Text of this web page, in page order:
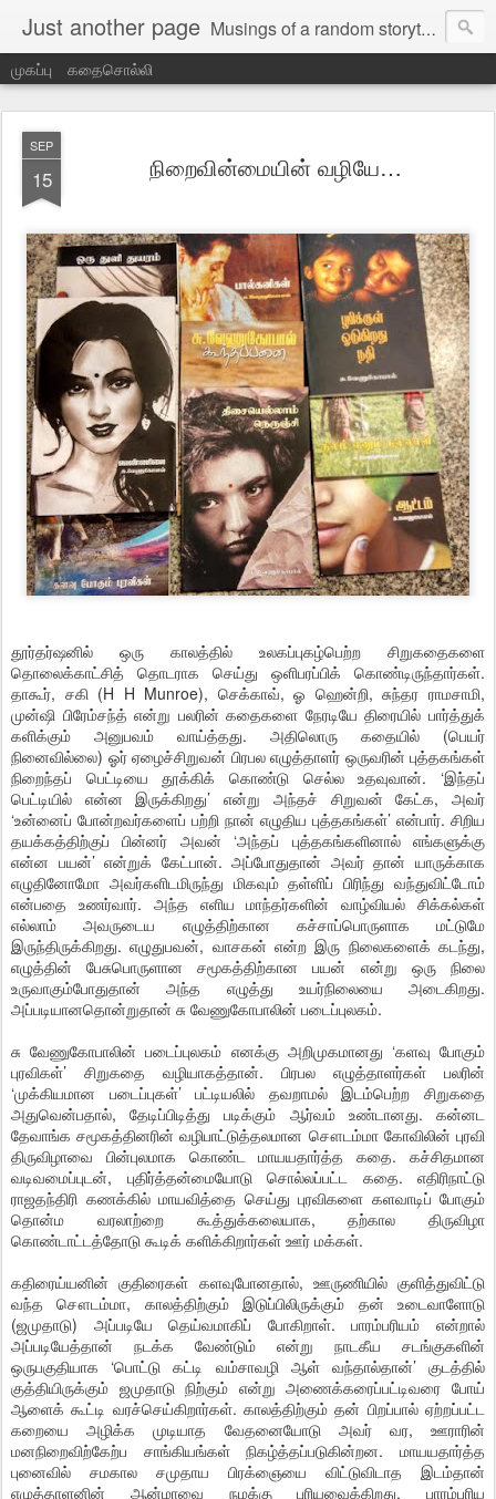
Just another page Musings of a random storyteller
முகப்பு கதைசொல்லி
SEP
15 நிறைவின்மையின் வழியே…
தூர்தர்ஷனில் ஒரு காலத்தில் உலகப்புகழ்பெற்ற சிறுகதைகளை
தொலைக்காட்சித் தொடராக செய்து ஒளிபரப்பிக் கொண்டிருந்தார்கள்.
தாகூர், சகி (H H Munroe), செக்காவ், ஓ ஹென்றி, சுந்தர ராமசாமி,
முன்ஷி பிரேம்சந்த் என்று பலரின் கதைகளை நேரடியே திரையில் பார்த்துக்
களிக்கும் அனுபவம் வாய்த்தது. அதிலொரு கதையில் (பெயர்
நினைவில்லை) ஓர் ஏழைச்சிறுவன் பிரபல எழுத்தாளர் ஒருவரின் புத்தகங்கள்
நிறைந்தப் பெட்டியை தூக்கிக் கொண்டு செல்ல உதவுவான். ‘இந்தப்
பெட்டியில் என்ன இருக்கிறது’ என்று அந்தச் சிறுவன் கேட்க, அவர்
‘உன்னைப் போன்றவர்களைப் பற்றி நான் எழுதிய புத்தகங்கள்’ என்பார். சிறிய
தயக்கத்திற்குப் பின்னர் அவன் ‘அந்தப் புத்தகங்களினால் எங்களுக்கு
என்ன பயன்’ என்றுக் கேட்பான். அப்போதுதான் அவர் தான் யாருக்காக
எழுதினோமோ அவர்களிடமிருந்து மிகவும் தள்ளிப் பிரிந்து வந்துவிட்டோம்
என்பதை உணர்வார். அந்த எளிய மாந்தர்களின் வாழ்வியல் சிக்கல்கள்
எல்லாம் அவருடைய எழுத்திற்கான கச்சாப்பொருளாக மட்டுமே
இருந்திருக்கிறது. எழுதுபவன், வாசகன் என்ற இரு நிலைகளைக் கடந்து,
எழுத்தின் பேசுபொருளான சமூகத்திற்கான பயன் என்று ஒரு நிலை
உருவாகும்போதுதான் அந்த எழுத்து உயர்நிலையை அடைகிறது.
அப்படியானதொன்றுதான் சு வேணுகோபாலின் படைப்புலகம்.
சு வேணுகோபாலின் படைப்புலகம் எனக்கு அறிமுகமானது ‘களவு போகும்
புரவிகள்’ சிறுகதை வழியாகத்தான். பிரபல எழுத்தாளர்கள் பலரின்
‘முக்கியமான படைப்புகள்’ பட்டியலில் தவறாமல் இடம்பெற்ற சிறுகதை
அதுவென்பதால், தேடிப்பிடித்து படிக்கும் ஆர்வம் உண்டானது. கன்னட
தேவாங்க சமூகத்தினரின் வழிபாட்டுத்தலமான சௌடம்மா கோவிலின் புரவி
திருவிழாவை பின்புலமாக கொண்ட மாயயதார்த்த கதை. கச்சிதமான
வடிவமைப்புடன், புதிர்த்தன்மையோடு சொல்லப்பட்ட கதை. எதிரிநாட்டு
ராஜதந்திரி கணக்கில் மாயவித்தை செய்து புரவிகளை களவாடிப் போகும்
தொன்ம வரலாற்றை கூத்துக்கலையாக, தற்கால திருவிழா
கொண்டாட்டத்தோடு கூடிக் களிக்கிறார்கள் ஊர் மக்கள்.
கதிரைய்யனின் குதிரைகள் களவுபோனதால், ஊருணியில் குளித்துவிட்டு
வந்த சௌடம்மா, காலத்திற்கும் இடுப்பிலிருக்கும் தன் உடைவாளோடு
(ஜமுதாடு) அப்படியே தெய்வமாகிப் போகிறாள். பாரம்பரியம் என்றால்
அப்படியேத்தான் நடக்க வேண்டும் என்று நாடகீய சடங்குகளின்
ஒருபகுதியாக ‘பொட்டு கட்டி வம்சாவழி ஆள் வந்தால்தான்’ குடத்தில்
குத்தியிருக்கும் ஜமுதாடு நிற்கும் என்று அணைக்கரைப்பட்டிவரை போய்
ஆளைக் கூட்டி வரச்செய்கிறார்கள். காலத்திற்கும் தன் பிறப்பால் ஏற்றப்பட்ட
கறையை அழிக்க முடியாத வேதனையோடு அவர் வர, ஊராரின்
மனநிறைவிற்கேற்ப சாங்கியங்கள் நிகழ்த்தப்படுகின்றன. மாயயதார்த்த
புனைவில் சமகால சமுதாய பிரக்ஞையை விட்டுவிடாத இடம்தான்
எழுத்தாளனின் ஆன்மாவை நமக்கு புரியவைக்கிறது. பாரம்பரிய